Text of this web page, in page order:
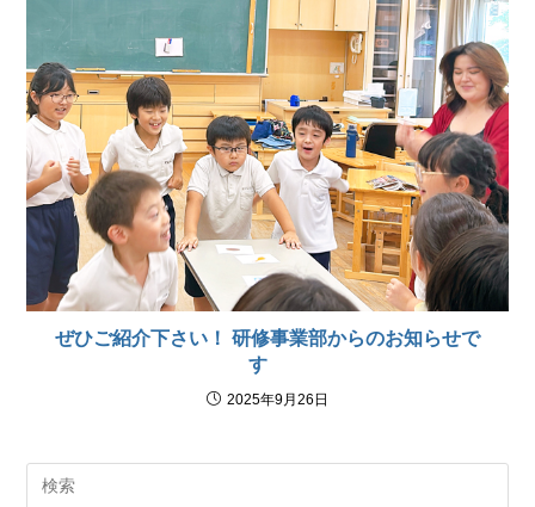
ぜひご紹介下さい！ 研修事業部からのお知らせで
す
2025年9月26日